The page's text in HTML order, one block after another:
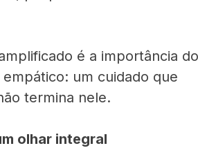
é a importância do
um cuidado que
termina nele.
olhar integral